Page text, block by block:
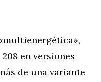
en versiones
de una variante